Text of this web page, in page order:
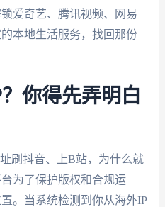
爱奇艺、腾讯视频、网易
本地生活服务，找回那份
你得先弄明白
刷抖音、上B站，为什么就
为了保护版权和合规运
。当系统检测到你从海外IP